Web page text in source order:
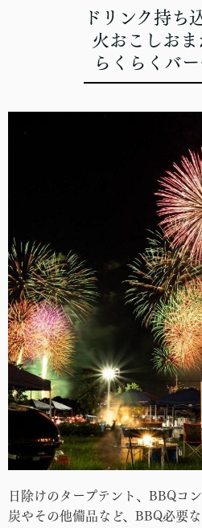
ドリンク持ち
火おこしおま
らくらくバ
日除けのタープテント、BBQコ
炭やその他備品など、BBQ必要